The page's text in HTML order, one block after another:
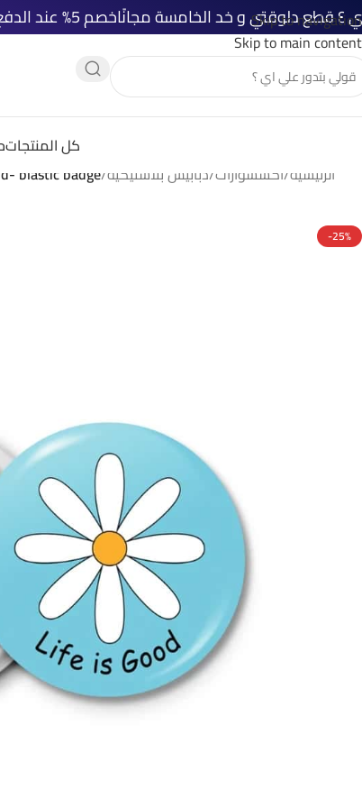
Skip to navigation
Skip to main content
خصم 5% عند الدفع الأونلاين
كل المنتجات
الرئيسية/اكسسوارات/دبابيس بلاستيكية/
blastic badge
-25%